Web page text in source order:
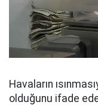
Havaların
olduğunu ifade